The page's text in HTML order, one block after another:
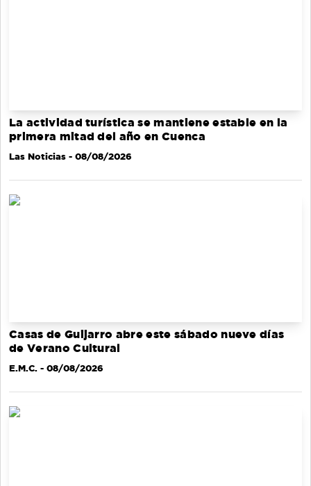
La actividad turística se mantiene estable en la
primera mitad del año en Cuenca
Las Noticias - 08/08/2026
Casas de Guijarro abre este sábado nueve días
de Verano Cultural
E.M.C. - 08/08/2026